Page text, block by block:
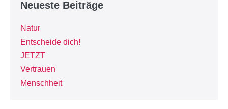
Neueste Beiträge
Natur
Entscheide dich!
JETZT
Vertrauen
Menschheit